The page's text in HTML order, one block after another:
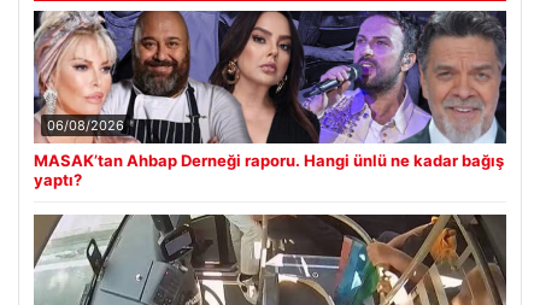
06/08/2026
MASAK’tan Ahbap Derneği raporu. Hangi ünlü ne kadar bağış
yaptı?